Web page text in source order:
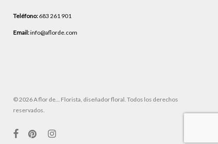
Teléfono:683 261 901
Email:info@aflorde.com
© 2026 A flor de... Florista, diseñador floral. Todos los derechos
reservados.
facebookpinterestinstagram